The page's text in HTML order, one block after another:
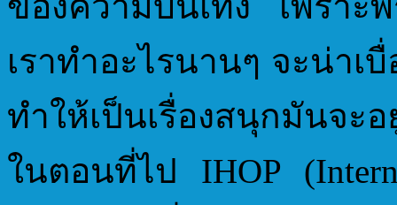
เราทำอะไรนานๆ จะน่า
ทำให้เป็นเรื่องสนุกมันจะ
ในตอนที่ไป IHOP